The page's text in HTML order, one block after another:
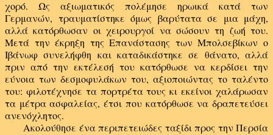
χορό. Ως αξιωματικός πολέμησε ηρωικά κατά των
Γερμανών, τραυματίστηκε όμως βαρύτατα σε μια μάχη,
αλλά κατόρθωσαν οι χειρουργοί να σώσουν τη ζωή του.
Μετά την έκρηξη της Επανάστασης των Μπολσεβίκων ο
Ιβάνωφ συνελήφθη και καταδικάστηκε σε θάνατο, αλλά
πριν από την εκτέλεσή του κατόρθωσε να κερδίσει την
εύνοια των δεσμοφυλάκων του, αξιοποιώντας το ταλέντο
του: φιλοτέχνησε τα πορτρέτα τους κι εκείνοι χαλάρωσαν
τα μέτρα ασφαλείας, έτσι που κατόρθωσε να δραπετεύσει
ανενόχλητος.
Ακολούθησε ένα περιπετειώδες ταξίδι προς την Περσία